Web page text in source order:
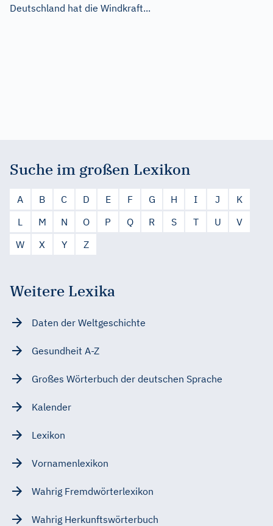
Deutschland hat die Windkraft...
Suche im großen Lexikon
A B C D E F G H I J
K
L
M N O P Q R S T U
V
W
X Y Z
Weitere Lexika
Daten der Weltgeschichte
Gesundheit A-Z
Großes Wörterbuch der deutschen Sprache
Kalender
Lexikon
Vornamenlexikon
Wahrig Fremdwörterlexikon
Wahrig Herkunftswörterbuch